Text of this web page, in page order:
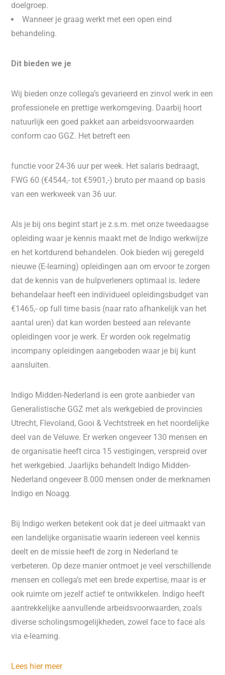
doelgroep.
Wanneer je graag werkt met een open eind
behandeling.
Dit bieden we je
Wij bieden onze collega’s gevarieerd en zinvol werk in een
professionele en prettige werkomgeving. Daarbij hoort
natuurlijk een goed pakket aan arbeidsvoorwaarden
conform cao GGZ. Het betreft een
functie voor 24-36 uur per week. Het salaris bedraagt,
FWG 60 (€4544,- tot €5901,-) bruto per maand op basis
van een werkweek van 36 uur.
Als je bij ons begint start je z.s.m. met onze tweedaagse
opleiding waar je kennis maakt met de Indigo werkwijze
en het kortdurend behandelen. Ook bieden wij geregeld
nieuwe (E-learning) opleidingen aan om ervoor te zorgen
dat de kennis van de hulpverleners optimaal is. Iedere
behandelaar heeft een individueel opleidingsbudget van
€1465,- op full time basis (naar rato afhankelijk van het
aantal uren) dat kan worden besteed aan relevante
opleidingen voor je werk. Er worden ook regelmatig
incompany opleidingen aangeboden waar je bij kunt
aansluiten.
Indigo Midden-Nederland is een grote aanbieder van
Generalistische GGZ met als werkgebied de provincies
Utrecht, Flevoland, Gooi & Vechtstreek en het noordelijke
deel van de Veluwe. Er werken ongeveer 130 mensen en
de organisatie heeft circa 15 vestigingen, verspreid over
het werkgebied. Jaarlijks behandelt Indigo Midden-
Nederland ongeveer 8.000 mensen onder de merknamen
Indigo en Noagg.
Bij Indigo werken betekent ook dat je deel uitmaakt van
een landelijke organisatie waarin iedereen veel kennis
deelt en de missie heeft de zorg in Nederland te
verbeteren. Op deze manier ontmoet je veel verschillende
mensen en collega’s met een brede expertise, maar is er
ook ruimte om jezelf actief te ontwikkelen. Indigo heeft
aantrekkelijke aanvullende arbeidsvoorwaarden, zoals
diverse scholingsmogelijkheden, zowel face to face als
via e-learning.
Lees hier meer